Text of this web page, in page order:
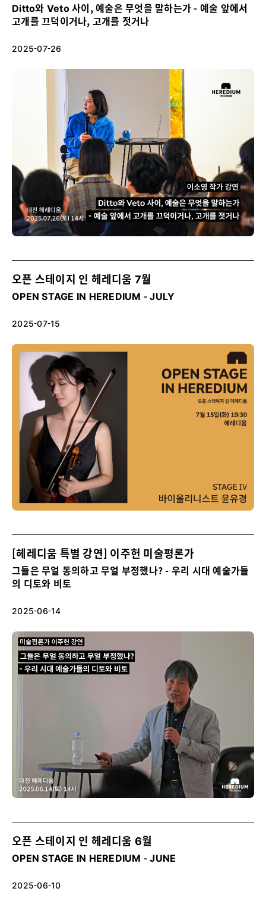
Ditto와 Veto 사이, 예술은 무엇을 말하는가 - 예술 앞에서
고개를 끄덕이거나, 고개를 젓거나
2025-07-26
오픈 스테이지 인 헤레디움 7월
OPEN STAGE IN HEREDIUM - JULY
2025-07-15
[헤레디움 특별 강연] 이주헌 미술평론가
그들은 무얼 동의하고 무얼 부정했나? - 우리 시대 예술가들
의 디토와 비토
2025-06-14
오픈 스테이지 인 헤레디움 6월
OPEN STAGE IN HEREDIUM - JUNE
2025-06-10